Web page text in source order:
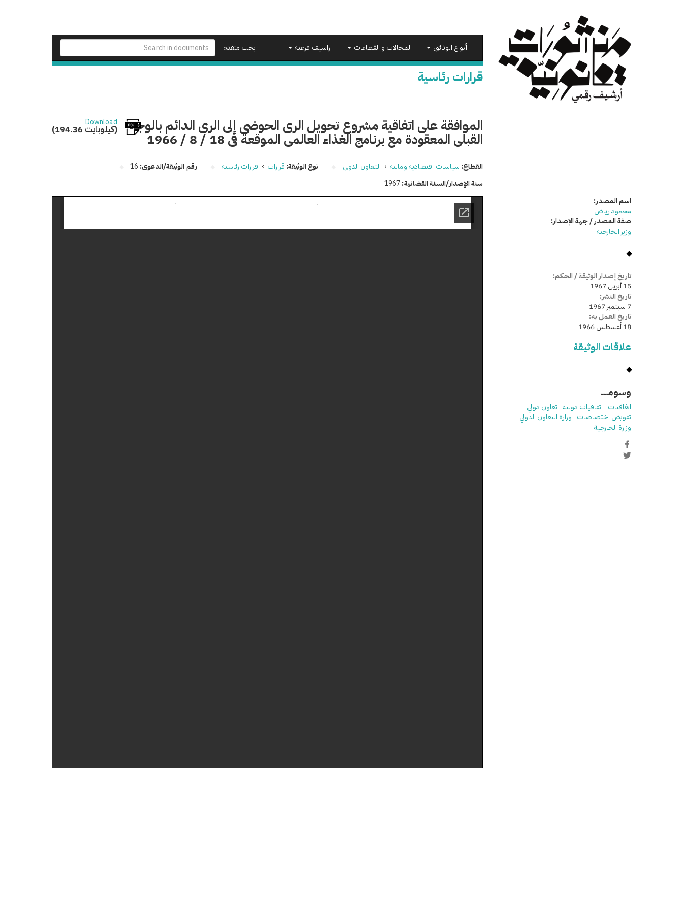
بحث متقدم
أنواع الوثائق المجالات و القطاعات اراشيف فرعية
قرارات رئاسية
الموافقة على اتفاقية مشروع تحويل الرى الحوضى إلى الرى الدائم بالوجه
القبلى المعقودة مع برنامج الغذاء العالمى الموقعة فى 18 / 8 / 1966
Download
(194.36 كيلوبايت)
القطاع: سياسات اقتصادية ومالية › التعاون الدولي نوع الوثيقة: قرارات › قرارات رئاسية رقم الوثيقة/الدعوى: 16
سنة الإصدار/السنة القضائية:1967
اسم المصدر:
محمود رياض
صفة المصدر / جهة الإصدار:
وزير الخارجية
تاريخ إصدار الوثيقة / الحكم:
15 أبريل 1967
تاريخ النشر:
7 سبتمبر 1967
تاريخ العمل به:
18 أغسطس 1966
علاقات الوثيقة
وسومـــــ
اتفاقيات اتفاقيات دولية تعاون دولي
تفويض اختصاصات وزارة التعاون الدولي
وزارة الخارجية